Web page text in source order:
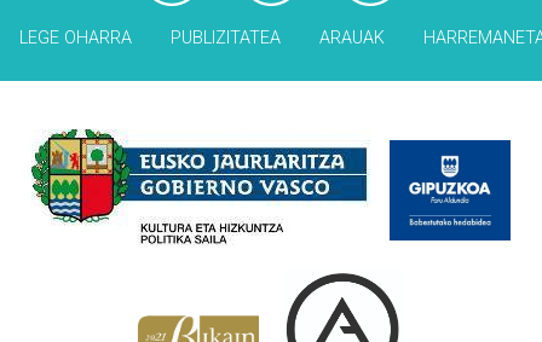
LEGE OHARRA PUBLIZITATEA ARAUAK